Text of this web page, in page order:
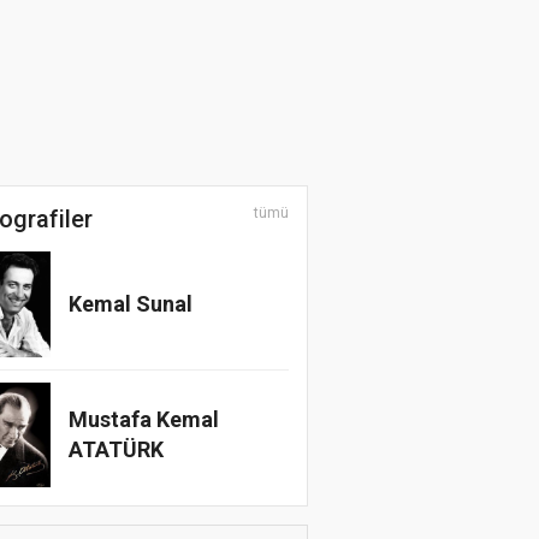
tümü
Kemal Sunal
Mustafa Kemal
ATATÜRK